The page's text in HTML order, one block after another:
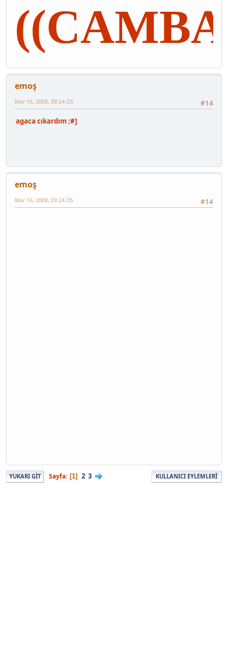
emoş
#14
Mar 16, 2008, 09:24 ÖS
agaca cıkardım ;#]
emoş
#14
Mar 16, 2008, 09:24 ÖS
YUKARI GIT Sayfa 1 2 3 KULLANICI EYLEMLERI